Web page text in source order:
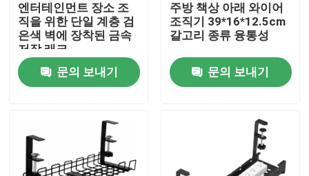
제품 소개
엔터테인먼트 장소 조
직을 위한 단일 계층 검
은색 벽에 장착된 금속
저장 래크
문의 보내기
주방 책상 아래 와이어
조직기 39*16*12.5cm
갈고리 종류 융통성
문의 보내기